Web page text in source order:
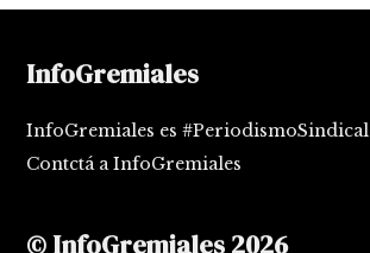
InfoGremiales
InfoGremiales es #PeriodismoSindical
Contctá a InfoGremiales
© InfoGremiales 2026